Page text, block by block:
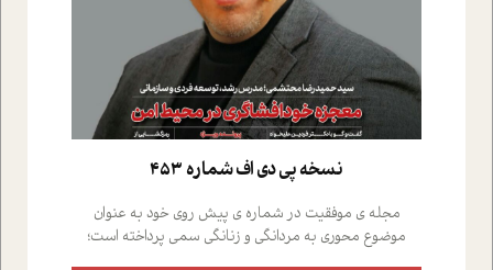
نسخه پي دي اف شماره 453
مجله ی موفقیت در شماره ی پیش روی خود به عنوان
موضوع محوری به مردانگی و زنانگی سمی پرداخته است؛